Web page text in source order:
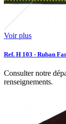
Voir plus
Ref. H 103 - Ruban
Consulter notre
renseignements.